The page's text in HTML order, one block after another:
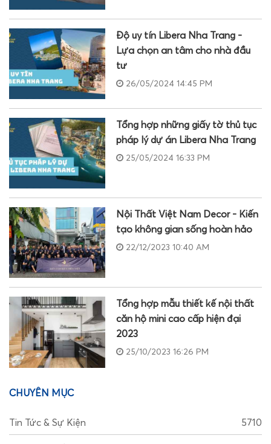
Độ uy tín Libera Nha Trang -
Lựa chọn an tâm cho nhà đầu
tư
26/05/2024 14:45 PM
Tổng hợp những giấy tờ thủ tục
pháp lý dự án Libera Nha Trang
25/05/2024 16:33 PM
Nội Thất Việt Nam Decor - Kiến
tạo không gian sống hoàn hảo
22/12/2023 10:40 AM
Tổng hợp mẫu thiết kế nội thất
căn hộ mini cao cấp hiện đại
2023
25/10/2023 16:26 PM
CHUYÊN MỤC
Tin Tức & Sự Kiện 5710